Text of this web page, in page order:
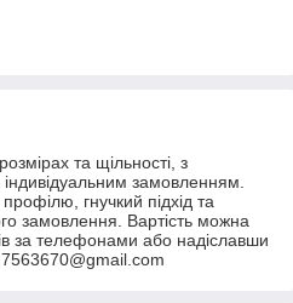
та щільності, з
замовленням.
гнучкий підхід та
замовлення. Вартість можна
за телефонами або надіславши